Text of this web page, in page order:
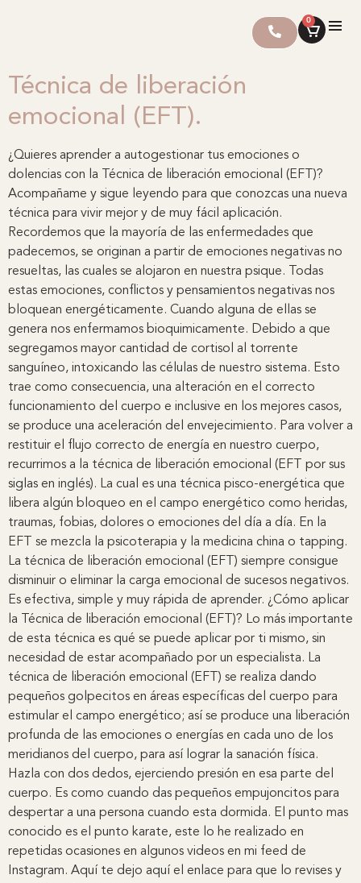
0
Técnica de liberación
emocional (EFT).
¿Quieres aprender a autogestionar tus emociones o
dolencias con la Técnica de liberación emocional (EFT)?
Acompañame y sigue leyendo para que conozcas una nueva
técnica para vivir mejor y de muy fácil aplicación.
Recordemos que la mayoría de las enfermedades que
padecemos, se originan a partir de emociones negativas no
resueltas, las cuales se alojaron en nuestra psique. Todas
estas emociones, conflictos y pensamientos negativas nos
bloquean energéticamente. Cuando alguna de ellas se
genera nos enfermamos bioquimicamente. Debido a que
segregamos mayor cantidad de cortisol al torrente
sanguíneo, intoxicando las células de nuestro sistema. Esto
trae como consecuencia, una alteración en el correcto
funcionamiento del cuerpo e inclusive en los mejores casos,
se produce una aceleración del envejecimiento. Para volver a
restituir el flujo correcto de energía en nuestro cuerpo,
recurrimos a la técnica de liberación emocional (EFT por sus
siglas en inglés). La cual es una técnica pisco-energética que
libera algún bloqueo en el campo energético como heridas,
traumas, fobias, dolores o emociones del día a día. En la
EFT se mezcla la psicoterapia y la medicina china o tapping.
La técnica de liberación emocional (EFT) siempre consigue
disminuir o eliminar la carga emocional de sucesos negativos.
Es efectiva, simple y muy rápida de aprender. ¿Cómo aplicar
la Técnica de liberación emocional (EFT)? Lo más importante
de esta técnica es qué se puede aplicar por ti mismo, sin
necesidad de estar acompañado por un especialista. La
técnica de liberación emocional (EFT) se realiza dando
pequeños golpecitos en áreas específicas del cuerpo para
estimular el campo energético; así se produce una liberación
profunda de las emociones o energías en cada uno de los
meridianos del cuerpo, para así lograr la sanación física.
Hazla con dos dedos, ejerciendo presión en esa parte del
cuerpo. Es como cuando das pequeños empujoncitos para
despertar a una persona cuando esta dormida. El punto mas
conocido es el punto karate, este lo he realizado en
repetidas ocasiones en algunos videos en mi feed de
Instagram. Aquí te dejo aquí el enlace para que lo revises y